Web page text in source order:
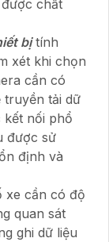
chất
bịtính
xét khi chọn
cần có
truyền tải dữ
kết nối phổ
được sử
định và
xe cần có độ
quan sát
ghi dữ liệu